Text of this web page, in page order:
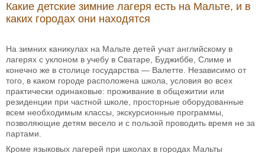
Какие детские зимние лагеря есть на Мальте, и в
каких городах они находятся
На зимних каникулах на Мальте детей учат английскому в
лагерях с уклоном в учебу в Сватаре, Буджиббе, Слиме и
конечно же в столице государства — Валетте. Независимо от
того, в каком городе расположена школа, условия во всех
практически одинаковые: проживание в общежитии или
резиденции при частной школе, просторные оборудованные
всем необходимым классы, экскурсионные программы,
позволяющие детям весело и с пользой проводить время не за
партами.
Кроме языковых лагерей при школах в городах Мальты